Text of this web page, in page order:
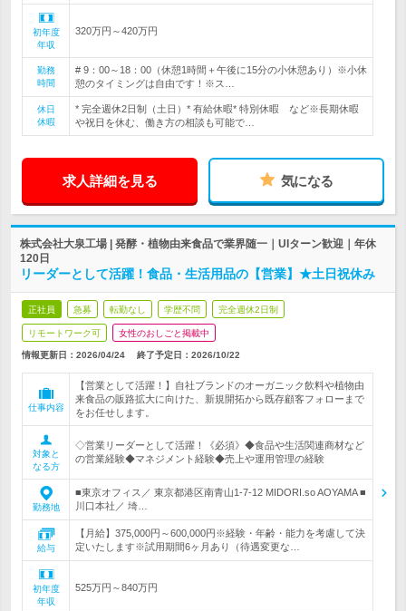
初年度
年収
320万円～420万円
勤務
時間
# 9：00～18：00（休憩1時間＋午後に15分の小休憩あり）※小休
憩のタイミングは自由です！※ス…
休日
休暇
* 完全週休2日制（土日）* 有給休暇* 特別休暇 など※長期休暇
や祝日を休む、働き方の相談も可能で…
求人詳細を見る 気になる
株式会社大泉工場 | 発酵・植物由来食品で業界随一｜UIターン歓迎｜年休
120日
リーダーとして活躍！食品・生活用品の【営業】★土日祝休み
正社員 急募 転勤なし 学歴不問 完全週休2日制
リモートワーク可 女性のおしごと掲載中
情報更新日：2026/04/24 終了予定日： 2026/10/22
仕事内容
【営業として活躍！】自社ブランドのオーガニック飲料や植物由
来食品の販路拡大に向けた、新規開拓から既存顧客フォローまで
をお任せします。
対象と
なる方
◇営業リーダーとして活躍！《必須》◆食品や生活関連商材など
の営業経験◆マネジメント経験◆売上や運用管理の経験
勤務地
■東京オフィス／ 東京都港区南青山1-7-12 MIDORI.so AOYAMA ■
川口本社／ 埼…
給与
【月給】375,000円～600,000円※経験・年齢・能力を考慮して決
定いたします※試用期間6ヶ月あり（待遇変更な…
初年度
年収
525万円～840万円